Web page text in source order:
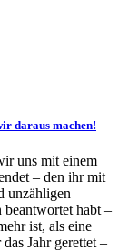
daraus machen!
uns mit einem
– den ihr mit
unzähligen
beantwortet habt –
ist, als eine
Jahr gerettet –